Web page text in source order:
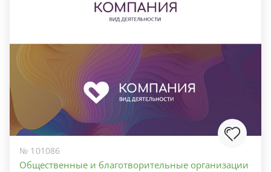
№ 101086
Общественные и благотворительные организации